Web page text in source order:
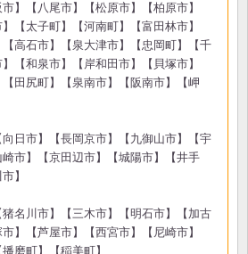
】【八尾市】【松原市】【柏原市】
【太子町】【河南町】【富田林市】
【高石市】【泉大津市】【忠岡町】【千
【和泉市】【岸和田市】【貝塚市】
【田尻町】【泉南市】【阪南市】【岬
向日市】【長岡京市】【九御山市】【宇
市】【京田辺市】【城陽市】【井手
】
猪名川市】【三木市】【明石市】【加古
】【芦屋市】【西宮市】【尼崎市】
磨町】【稲美町】